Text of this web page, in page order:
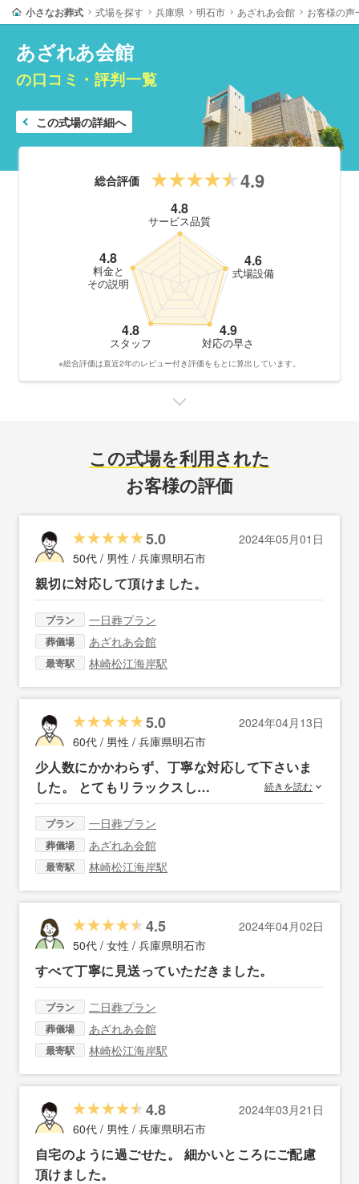
小さなお葬式 式場を探す 兵庫県 明石市 あざれあ会館 お客様の声
あざれあ会館
の口コミ・評判一覧
この式場の詳細へ
総合評価 4.9
4.8
サービス品質
4.6
式場設備
4.9
対応の早さ
4.8
スタッフ
4.8
料金と
その説明
※総合評価は直近2年のレビュー付き評価をもとに算出しています。
この式場を利用された
お客様の評価
5.0
2024年05月01日
50代 / 男性 / 兵庫県明石市
親切に対応して頂けました。
プラン 一日葬プラン
葬儀場 あざれあ会館
最寄駅 林崎松江海岸駅
5.0
2024年04月13日
60代 / 男性 / 兵庫県明石市
少人数にかかわらず、丁寧な対応して下さいま
した。 とてもリラックスし…
続きを読む
プラン 一日葬プラン
葬儀場 あざれあ会館
最寄駅 林崎松江海岸駅
4.5
2024年04月02日
50代 / 女性 / 兵庫県明石市
すべて丁寧に見送っていただきました。
プラン 二日葬プラン
葬儀場 あざれあ会館
最寄駅 林崎松江海岸駅
4.8
2024年03月21日
60代 / 男性 / 兵庫県明石市
自宅のように過ごせた。 細かいところにご配慮
頂けました。